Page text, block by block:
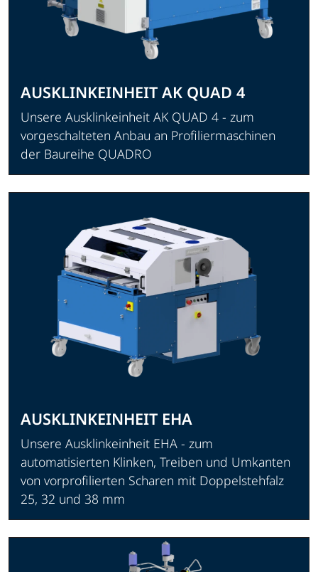
AUSKLINKEINHEIT AK QUAD 4
Unsere Ausklinkeinheit AK QUAD 4 - zum
vorgeschalteten Anbau an Profiliermaschinen
der Baureihe QUADRO
AUSKLINKEINHEIT EHA
Unsere Ausklinkeinheit EHA - zum
automatisierten Klinken, Treiben und Umkanten
von vorprofilierten Scharen mit Doppelstehfalz
25, 32 und 38 mm